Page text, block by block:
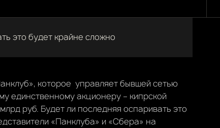
это будет крайне сложно
которое управляет бывшей сетью
единственному акционеру – кипрской
руб. Будет ли последняя оспаривать это
«Панклуба» и «Сбера» на